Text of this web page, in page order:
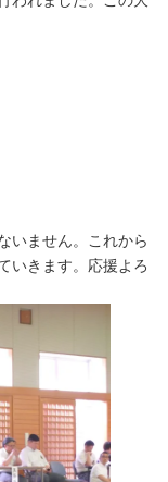
いません。これから
いきます。応援よろ